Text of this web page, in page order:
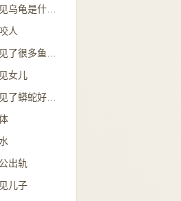
梦见乌龟是什么意思？
人
女儿
梦见了蟒蛇好不好？
出轨
儿子